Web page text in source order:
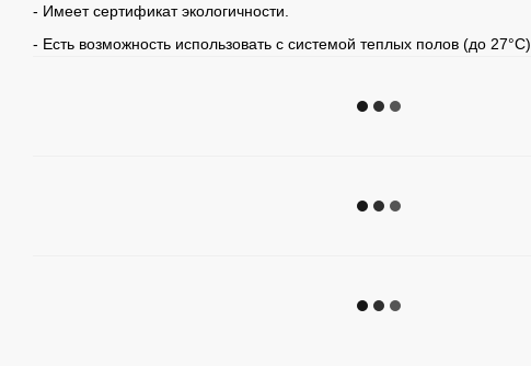
- Имеет сертификат экологичности.
- Есть возможность использовать с системой теплых полов (до 27°C).